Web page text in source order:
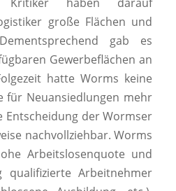
große Flächen und
gab es
Gewerbeflächen an
hatte Worms keine
für Neuansiedlungen mehr
Entscheidung der Wormser
nachvollziehbar. Worms
Arbeitslosenquote und
qualifizierte Arbeitnehmer